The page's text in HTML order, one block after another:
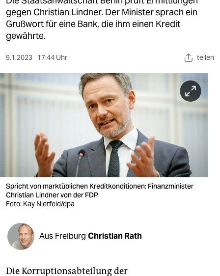
gesellschaft
kultur
sport
berlin
veranstaltungen
shop
fragen & hilfe
unterstützen
gegen Christian Lindner. Der Minister sprach ein
Grußwort für eine Bank, die ihm einen Kredit
gewährte.
9.1.2023 17:44 Uhr teilen
Spricht von marktüblichen Kreditkonditionen: Finanzminister
Christian Lindner von der FDP
Foto: Kay Nietfeld/dpa
Aus Freiburg Christian Rath
Die Korruptionsabteilung der